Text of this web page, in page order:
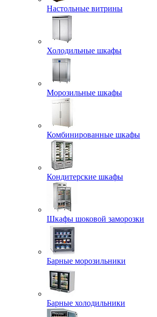
Настольные витрины
Холодильные шкафы
Морозильные шкафы
Комбинированные шкафы
Кондитерские шкафы
Шкафы шоковой заморозки
Барные морозильники
Барные холодильники